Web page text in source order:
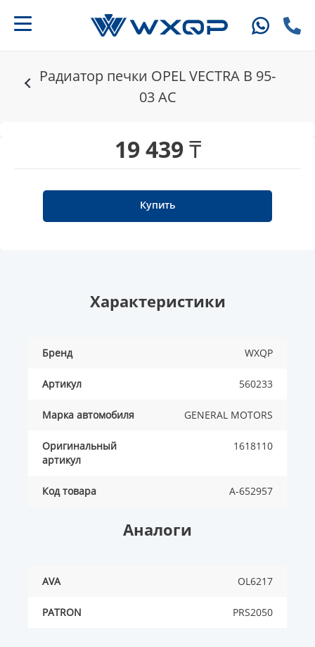
Радиатор печки OPEL VECTRA B 95-
03 AC
19 439 ₸
Купить
Характеристики
Бренд WXQP
Артикул 560233
Марка автомобиля GENERAL MOTORS
Оригинальный
артикул
1618110
Код товара A-652957
Аналоги
AVA OL6217
PATRON PRS2050